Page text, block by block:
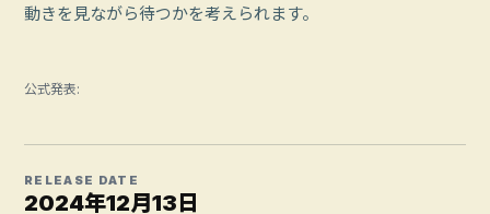
動きを見ながら待つかを考えられます。
公式発表:
RELEASE DATE
2024年12月13日